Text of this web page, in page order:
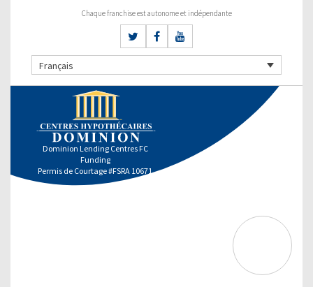
Chaque franchise est autonome et indépendante
Français
Dominion Lending Centres FC
Funding
Permis de Courtage #FSRA 10671